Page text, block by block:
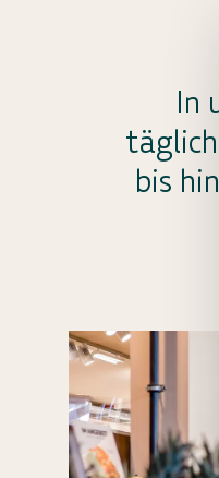
In
bis